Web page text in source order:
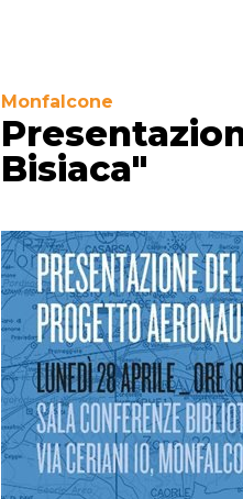
Monfalcone
Bisiaca"